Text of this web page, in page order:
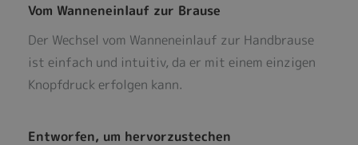
Vom Wanneneinlauf zur Brause
Der Wechsel vom Wanneneinlauf zur Handbrause
ist einfach und intuitiv, da er mit einem einzigen
Knopfdruck erfolgen kann.
Entworfen, um hervorzustechen